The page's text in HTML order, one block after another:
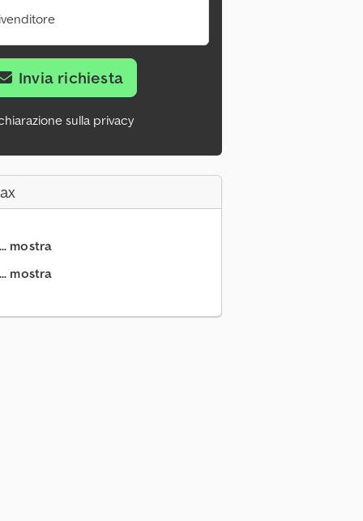
Invia richiesta
sulla privacy
mostra
mostra